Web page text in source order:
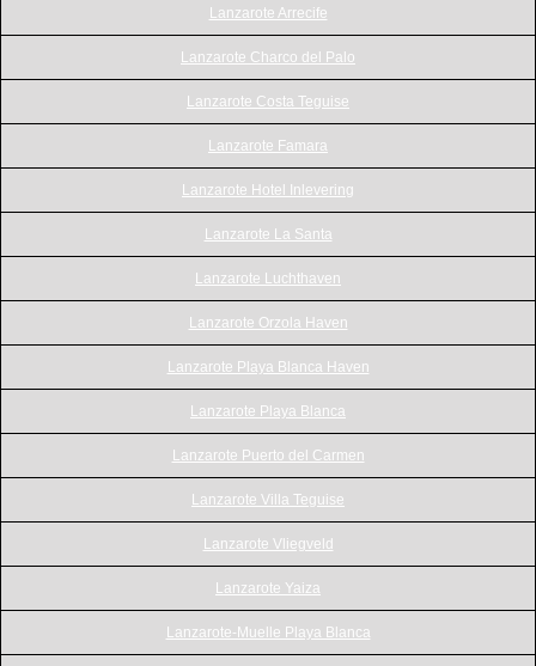
Lanzarote Arrecife
Lanzarote Charco del Palo
Lanzarote Costa Teguise
Lanzarote Famara
Lanzarote Hotel Inlevering
Lanzarote La Santa
Lanzarote Luchthaven
Lanzarote Orzola Haven
Lanzarote Playa Blanca Haven
Lanzarote Playa Blanca
Lanzarote Puerto del Carmen
Lanzarote Villa Teguise
Lanzarote Vliegveld
Lanzarote Yaiza
Lanzarote-Muelle Playa Blanca